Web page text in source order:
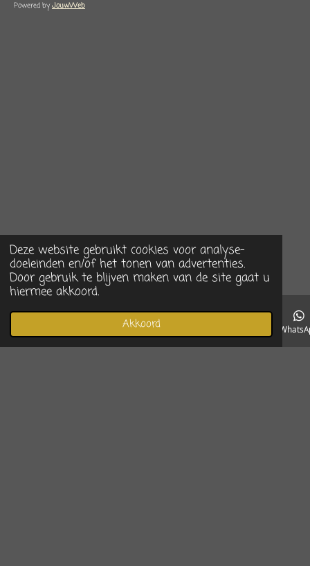
Deze website gebruikt cookies voor analyse-
doeleinden en/of het tonen van advertenties.
Door gebruik te blijven maken van de site gaat u
hiermee akkoord.
Akkoord
Powered byJouwWeb
Telefoonnummer